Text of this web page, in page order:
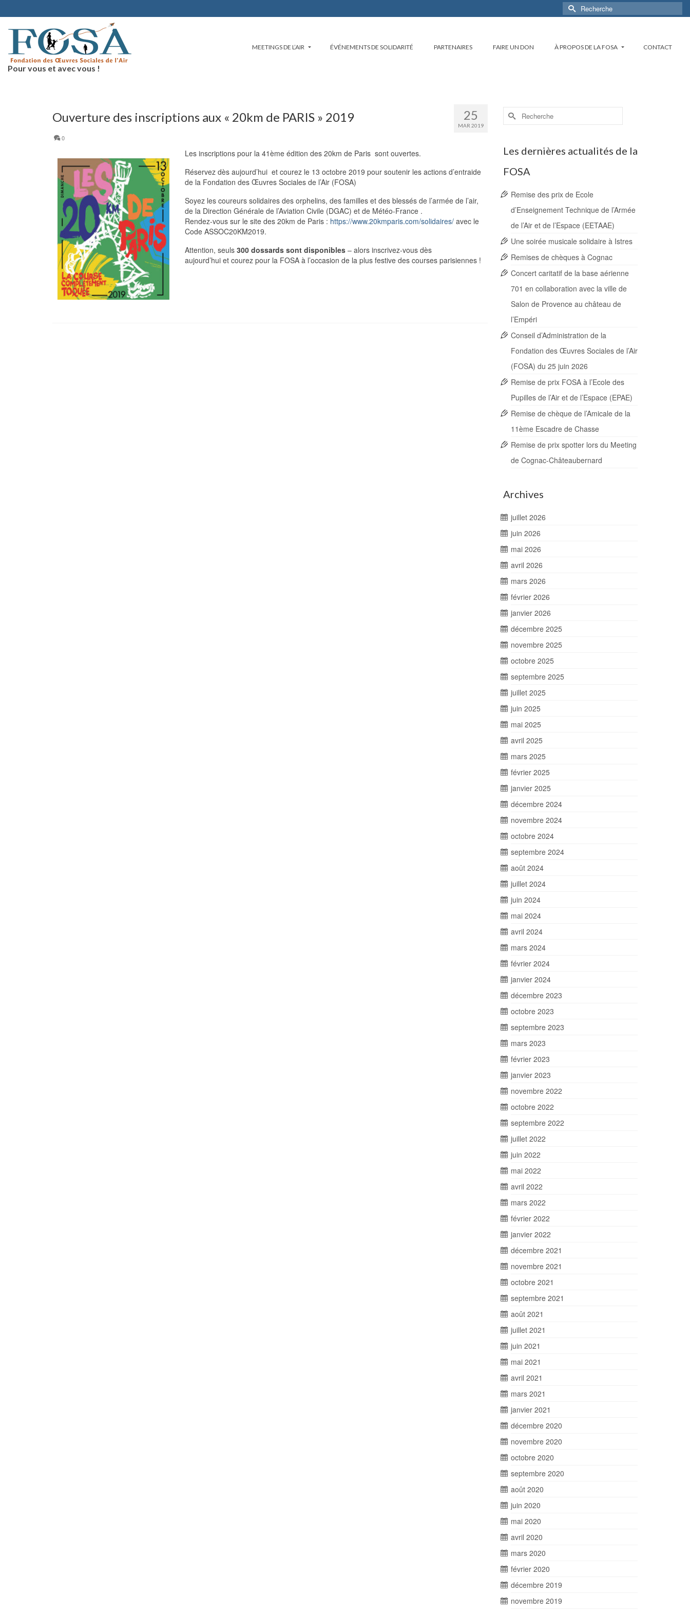
Rechercher :
Pour vous et avec vous !
MEETINGS DE L’AIR ÉVÉNEMENTS DE SOLIDARITÉ PARTENAIRES FAIRE UN DON À PROPOS DE LA FOSA CONTACT
25
MAR 2019
Ouverture des inscriptions aux « 20km de PARIS » 2019
0
Les inscriptions pour la 41ème édition des 20km de Paris sont ouvertes.
Réservez dès aujourd’hui et courez le 13 octobre 2019 pour soutenir les actions d’entraide
de la Fondation des Œuvres Sociales de l’Air (FOSA)
Soyez les coureurs solidaires des orphelins, des familles et des blessés de l’armée de l’air,
de la Direction Générale de l’Aviation Civile (DGAC) et de Météo-France .
Rendez-vous sur le site des 20km de Paris : https://www.20kmparis.com/solidaires/ avec le
Code ASSOC20KM2019.
Attention, seuls 300 dossards sont disponibles – alors inscrivez-vous dès
aujourd’hui et courez pour la FOSA à l’occasion de la plus festive des courses parisiennes !
Rechercher :
Les dernières actualités de la
FOSA
Remise des prix de Ecole
d’Enseignement Technique de l’Armée
de l’Air et de l’Espace (EETAAE)
Une soirée musicale solidaire à Istres
Remises de chèques à Cognac
Concert caritatif de la base aérienne
701 en collaboration avec la ville de
Salon de Provence au château de
l’Empéri
Conseil d’Administration de la
Fondation des Œuvres Sociales de l’Air
(FOSA) du 25 juin 2026
Remise de prix FOSA à l’Ecole des
Pupilles de l’Air et de l’Espace (EPAE)
Remise de chèque de l’Amicale de la
11ème Escadre de Chasse
Remise de prix spotter lors du Meeting
de Cognac-Châteaubernard
Archives
juillet 2026
juin 2026
mai 2026
avril 2026
mars 2026
février 2026
janvier 2026
décembre 2025
novembre 2025
octobre 2025
septembre 2025
juillet 2025
juin 2025
mai 2025
avril 2025
mars 2025
février 2025
janvier 2025
décembre 2024
novembre 2024
octobre 2024
septembre 2024
août 2024
juillet 2024
juin 2024
mai 2024
avril 2024
mars 2024
février 2024
janvier 2024
décembre 2023
octobre 2023
septembre 2023
mars 2023
février 2023
janvier 2023
novembre 2022
octobre 2022
septembre 2022
juillet 2022
juin 2022
mai 2022
avril 2022
mars 2022
février 2022
janvier 2022
décembre 2021
novembre 2021
octobre 2021
septembre 2021
août 2021
juillet 2021
juin 2021
mai 2021
avril 2021
mars 2021
janvier 2021
décembre 2020
novembre 2020
octobre 2020
septembre 2020
août 2020
juin 2020
mai 2020
avril 2020
mars 2020
février 2020
décembre 2019
novembre 2019